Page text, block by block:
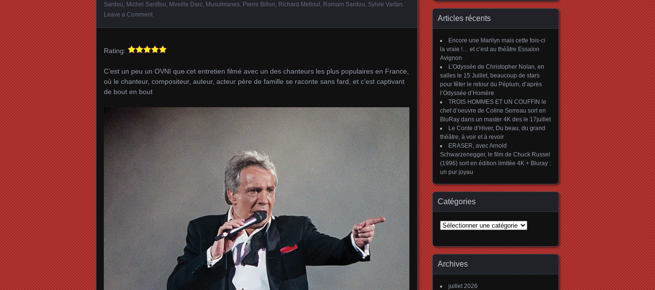
Sardou Michel Sardfou Mireille Darc Musulmanes Pierre Billon Richard Melloul Romain Sardou Sylvie Vartan
Leave a Comment
Rating:
C’est un peu un OVNI que cet entretien filmé avec un des chanteurs les plus populaires en France,
où le chanteur, compositeur, auteur, acteur père de famille se raconte sans fard, et c’est captivant
de bout en bout
Articles récents
Encore une Marilyn mais cette fois-ci
la vraie !… et c’est au théâtre Essaïon
Avignon
L’Odyssée de Christopher Nolan, en
salles le 15 Juillet, beaucoup de stars
pour fêter le retour du Péplum, d’après
l’Odyssée d’Homère
TROIS HOMMES ET UN COUFFIN le
chef d’oeuvre de Coline Serreau sort en
BluRay dans un master 4K des le 17juillet
Le Conte d’Hiver, Du beau, du grand
théâtre, à voir et à revoir
ERASER, avec Arnold
Schwarzenegger, le film de Chuck Russel
(1996) sort en édition limitée 4K + Bluray :
un pur joyau
Catégories
Catégories
Archives
juillet 2026